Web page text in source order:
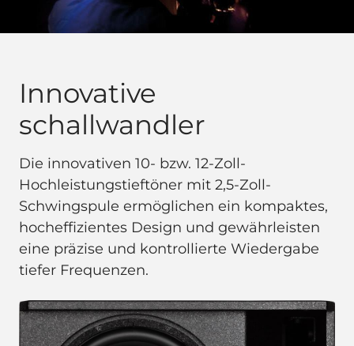
Innovative
schallwandler
Die innovativen 10- bzw. 12-Zoll-
Hochleistungstieftöner mit 2,5-Zoll-
Schwingspule ermöglichen ein kompaktes,
hocheffizientes Design und gewährleisten
eine präzise und kontrollierte Wiedergabe
tiefer Frequenzen.